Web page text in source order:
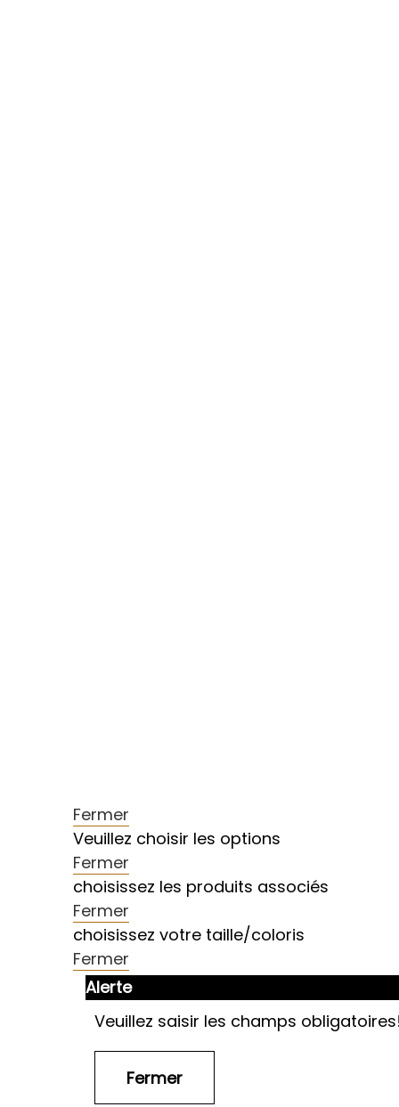
Fermer
Veuillez choisir les options
Fermer
choisissez les produits associés
Fermer
choisissez votre taille/coloris
Fermer
Alerte
Veuillez saisir les champs